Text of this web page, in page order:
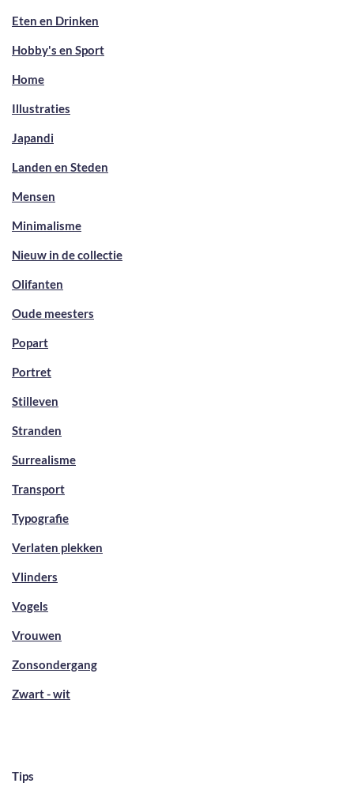
Eten en Drinken
Hobby's en Sport
Home
Illustraties
Japandi
Landen en Steden
Mensen
Minimalisme
Nieuw in de collectie
Olifanten
Oude meesters
Popart
Portret
Stilleven
Stranden
Surrealisme
Transport
Typografie
Verlaten plekken
Vlinders
Vogels
Vrouwen
Zonsondergang
Zwart - wit
Tips